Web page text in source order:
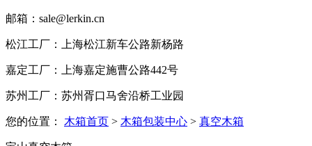
邮箱：sale@lerkin.cn
松江工厂：上海松江新车公路新杨路
嘉定工厂：上海嘉定施曹公路442号
苏州工厂：苏州胥口马舍沿桥工业园
您的位置： 木箱首页 > 木箱包装中心 > 真空木箱